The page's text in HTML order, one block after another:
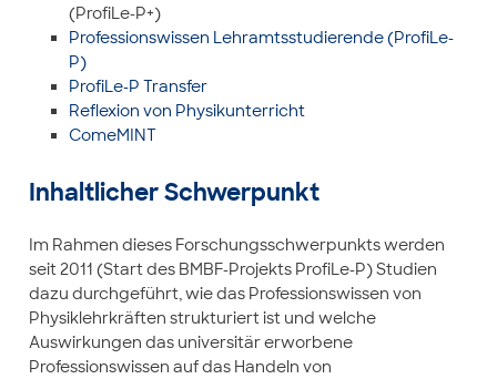
(ProfiLe-P+)
Professionswissen Lehramtsstudierende (ProfiLe-
P)
ProfiLe-P Transfer
Reflexion von Physikunterricht
ComeMINT
Inhaltlicher Schwerpunkt
Im Rahmen dieses Forschungsschwerpunkts werden
seit 2011 (Start des BMBF-Projekts ProfiLe-P) Studien
dazu durchgeführt, wie das Professionswissen von
Physiklehrkräften strukturiert ist und welche
Auswirkungen das universitär erworbene
Professionswissen auf das Handeln von